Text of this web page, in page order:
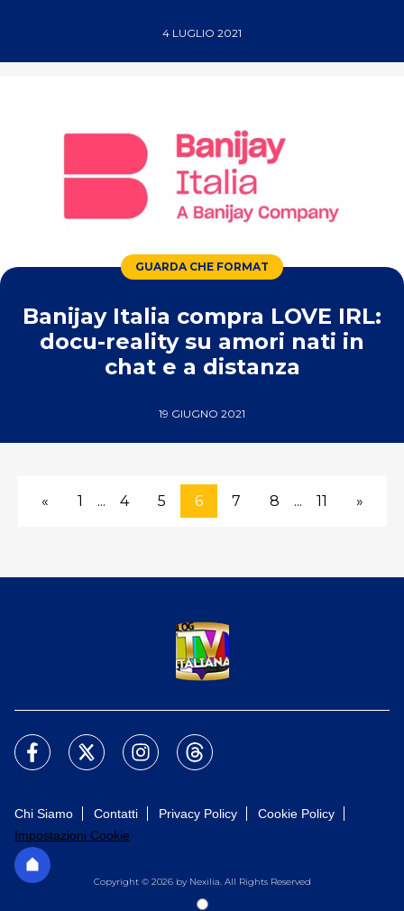
4 LUGLIO 2021
GUARDA CHE FORMAT
Banijay Italia compra LOVE IRL:
docu-reality su amori nati in
chat e a distanza
19 GIUGNO 2021
« 1 ... 4 5 6 7 8 ... 11 »
Chi Siamo Contatti Privacy Policy
Cookie Policy
Impostazioni Cookie
Copyright © 2026 by Nexilia. All Rights Reserved